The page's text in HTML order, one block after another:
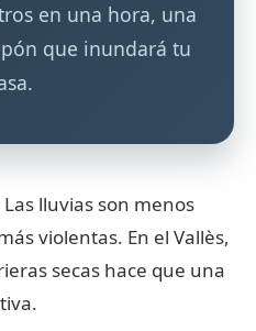
en una hora, una
que inundará tu
lluvias son menos
violentas. En el Vallès,
secas hace que una